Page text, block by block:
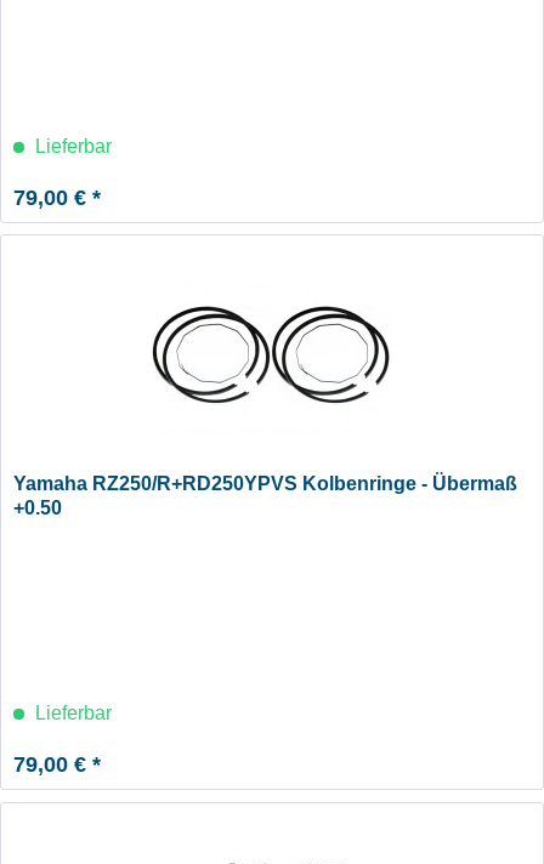
Lieferbar
79,00 € *
Yamaha RZ250/R+RD250YPVS Kolbenringe - Übermaß
+0.50
Lieferbar
79,00 € *